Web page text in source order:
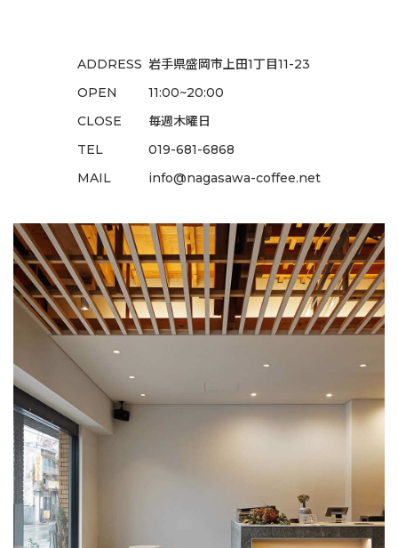
ADDRESS 岩手県盛岡市上田1丁目11-23
OPEN
11:00~20:00
CLOSE
毎週木曜日
TEL
019-681-6868
MAIL
info@nagasawa-coffee.net